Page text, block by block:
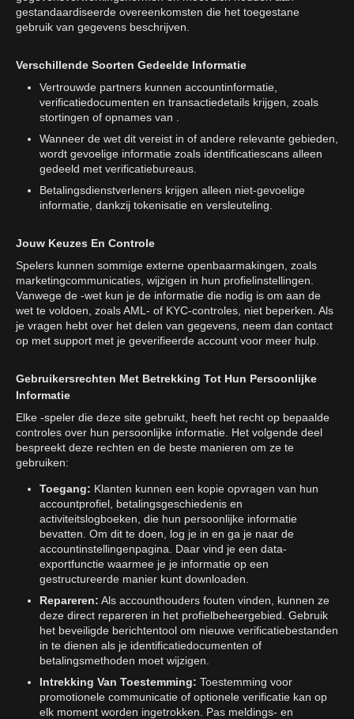
gestandaardiseerde overeenkomsten die het toegestane
gebruik van gegevens beschrijven.
Verschillende Soorten Gedeelde Informatie
Vertrouwde partners kunnen accountinformatie,
verificatiedocumenten en transactiedetails krijgen, zoals
stortingen of opnames van .
Wanneer de wet dit vereist in of andere relevante gebieden,
wordt gevoelige informatie zoals identificatiescans alleen
gedeeld met verificatiebureaus.
Betalingsdienstverleners krijgen alleen niet-gevoelige
informatie, dankzij tokenisatie en versleuteling.
Jouw Keuzes En Controle
Spelers kunnen sommige externe openbaarmakingen, zoals
marketingcommunicaties, wijzigen in hun profielinstellingen.
Vanwege de -wet kun je de informatie die nodig is om aan de
wet te voldoen, zoals AML- of KYC-controles, niet beperken. Als
je vragen hebt over het delen van gegevens, neem dan contact
op met support met je geverifieerde account voor meer hulp.
Gebruikersrechten Met Betrekking Tot Hun Persoonlijke
Informatie
Elke -speler die deze site gebruikt, heeft het recht op bepaalde
controles over hun persoonlijke informatie. Het volgende deel
bespreekt deze rechten en de beste manieren om ze te
gebruiken:
Toegang: Klanten kunnen een kopie opvragen van hun
accountprofiel, betalingsgeschiedenis en
activiteitslogboeken, die hun persoonlijke informatie
bevatten. Om dit te doen, log je in en ga je naar de
accountinstellingenpagina. Daar vind je een data-
exportfunctie waarmee je je informatie op een
gestructureerde manier kunt downloaden.
Repareren: Als accounthouders fouten vinden, kunnen ze
deze direct repareren in het profielbeheergebied. Gebruik
het beveiligde berichtentool om nieuwe verificatiebestanden
in te dienen als je identificatiedocumenten of
betalingsmethoden moet wijzigen.
Intrekking Van Toestemming: Toestemming voor
promotionele communicatie of optionele verificatie kan op
elk moment worden ingetrokken. Pas meldings- en